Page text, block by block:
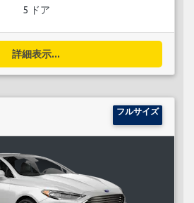
5 ドア
詳細表示...
フルサイズ